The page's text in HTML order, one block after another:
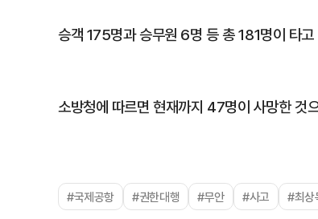
승객 175명과 승무원 6명 등 총 181명이 타
소방청에 따르면 현재까지 47명이 사망한 것
#국제공항 #권한대행 #무안 #사고 #최상